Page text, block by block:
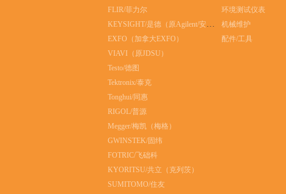
FLIR/菲力尔
KEYSIGHT/是德（原Agilent/安捷伦）
EXFO（加拿大EXFO）
VIAVI（原JDSU）
Testo/德图
Tektronix/泰克
Tonghui/同惠
RIGOL/普源
Megger/梅凯（梅格）
GWINSTEK/固纬
FOTRIC/飞础科
KYORITSU/共立（克列茨）
SUMITOMO/住友
环境测试仪表
机械维护
配件/工具